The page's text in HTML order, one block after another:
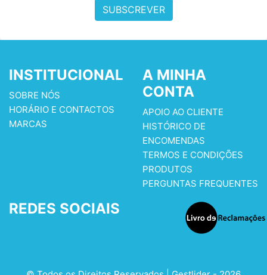
SUBSCREVER
INSTITUCIONAL
SOBRE NÓS
HORÁRIO E CONTACTOS
MARCAS
A MINHA
CONTA
APOIO AO CLIENTE
HISTÓRICO DE
ENCOMENDAS
TERMOS E CONDIÇÕES
PRODUTOS
PERGUNTAS FREQUENTES
REDES SOCIAIS